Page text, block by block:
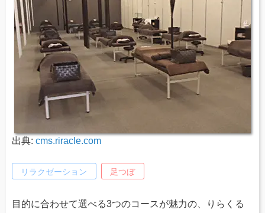
出典: cms.riracle.com
リラクゼーション 足つぼ
目的に合わせて選べる3つのコースが魅力の、りらくる